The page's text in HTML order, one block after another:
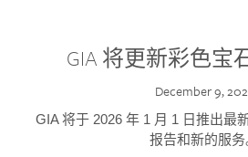
GIA 将更新彩色宝
December 9,
GIA 将于 2026 年 1 月 1 日推出最
报告和新的服务